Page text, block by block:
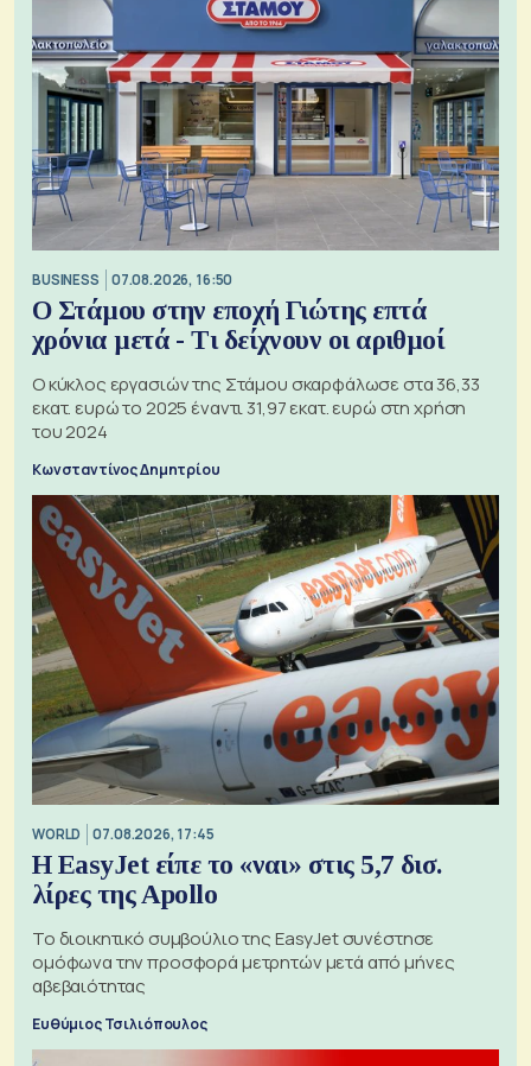
BUSINESS 07.08.2026, 16:50
Ο Στάμου στην εποχή Γιώτης επτά
χρόνια μετά - Τι δείχνουν οι αριθμοί
Ο κύκλος εργασιών της Στάμου σκαρφάλωσε στα 36,33
εκατ. ευρώ το 2025 έναντι 31,97 εκατ. ευρώ στη χρήση
του 2024
Κωνσταντίνος Δημητρίου
WORLD 07.08.2026, 17:45
Η EasyJet είπε το «ναι» στις 5,7 δισ.
λίρες της Apollo
Το διοικητικό συμβούλιο της EasyJet συνέστησε
ομόφωνα την προσφορά μετρητών μετά από μήνες
αβεβαιότητας
Ευθύμιος Τσιλιόπουλος